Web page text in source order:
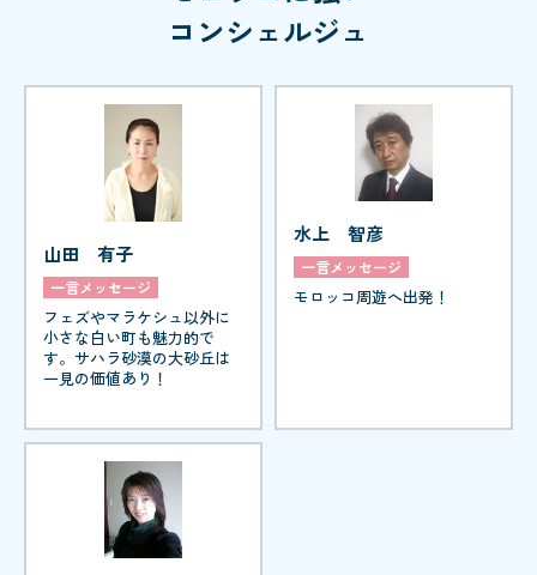
コンシェルジュ
山田 有子
一言メッセージ
フェズやマラケシュ以外に
小さな白い町も魅力的で
す。サハラ砂漠の大砂丘は
一見の価値あり！
水上 智彦
一言メッセージ
モロッコ周遊へ出発！